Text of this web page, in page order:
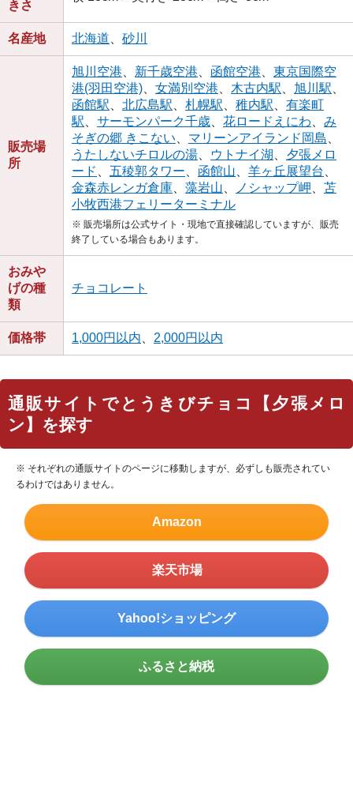
きさ
名産地 北海道 砂川
販売場
所
旭川空港 新千歳空港 函館空港
東京国際空
港(羽田空港)
女満別空港 木古内駅 旭川駅
函館駅
北広島駅 札幌駅 稚内駅
有楽町
駅
サーモンパーク千歳 花ロードえにわ
み
そぎの郷 きこない
マリーンアイランド岡島
うたしないチロルの湯
ウトナイ湖
夕張メロ
ード
五稜郭タワー 函館山 羊ヶ丘展望台
金森赤レンガ倉庫
藻岩山 ノシャップ岬
苫
小牧西港フェリーターミナル
※ 販売場所は公式サイト・現地で直接確認していますが、販売
終了している場合もあります。
おみや
げの種
類
チョコレート
価格帯 1,000円以内 2,000円以内
通販サイトでとうきびチョコ【夕張メロ
ン】を探す
※ それぞれの通販サイトのページに移動しますが、必ずしも販売されてい
るわけではありません。
Amazon
楽天市場
Yahoo!ショッピング
ふるさと納税